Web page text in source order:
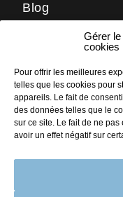
Gérer
cookies
Pour offrir les meilleures
telles que les cookies pour
appareils. Le fait de
des données telles que le
sur ce site. Le fait de ne
avoir un effet négatif sur
Blog
LinkedIn
Facebook
Instagram